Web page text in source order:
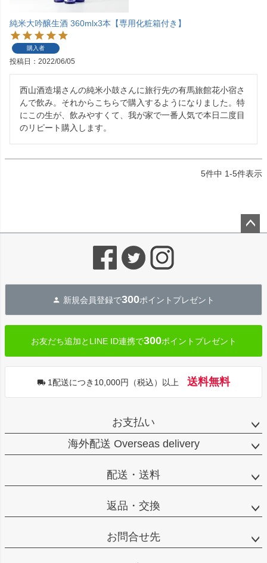
純米大吟醸生酒 360mlx3本【専用化粧箱付き】
購入者
投稿日 2022/06/05
西山酒造場さんの純米小鼓さんに旅行先の有馬旅館花小宿さ
んで飲み。それからこちらで購入するようになりました。特
にこの生が、飲みやすくて、我が家で一番人気で本日二度目
のリピート購入します。
5件中 1-5件表示
新規会員登録で300ポイントプレゼント
お友だち追加とLINE ID連携で300ポイントプレゼント
1配送につき10,000円（税込）以上 送料無料
お支払い
海外配送 Overseas delivery
配送・送料
返品・交換
お問合せ先